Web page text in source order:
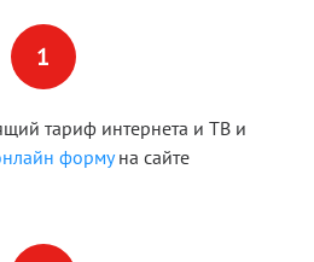
тариф интернета и ТВ и
формуна сайте